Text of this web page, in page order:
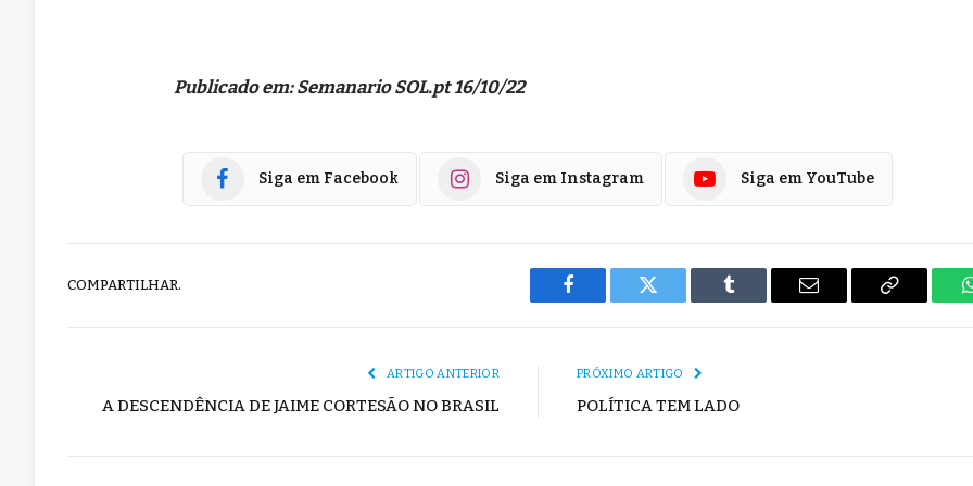
Publicado em: Semanario SOL.pt 16/10/22
Siga em Facebook Siga em Instagram Siga em YouTube
COMPARTILHAR.
Facebook Twitter Tumblr
E-
Copiar
ARTIGO ANTERIOR
A DESCENDÊNCIA DE JAIME CORTESÃO NO BRASIL
PRÓXIMO ARTIGO
POLÍTICA TEM LADO